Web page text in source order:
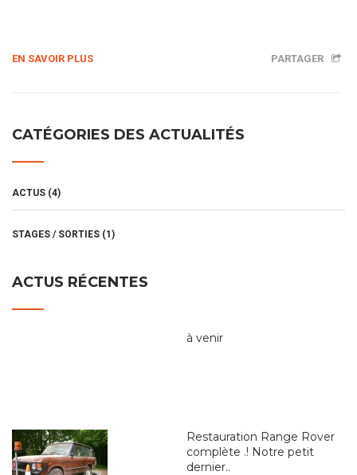
EN SAVOIR PLUS PARTAGER
CATÉGORIES DES ACTUALITÉS
ACTUS (4)
STAGES / SORTIES (1)
ACTUS RÉCENTES
à venir
Restauration Range Rover
complète .! Notre petit
dernier..